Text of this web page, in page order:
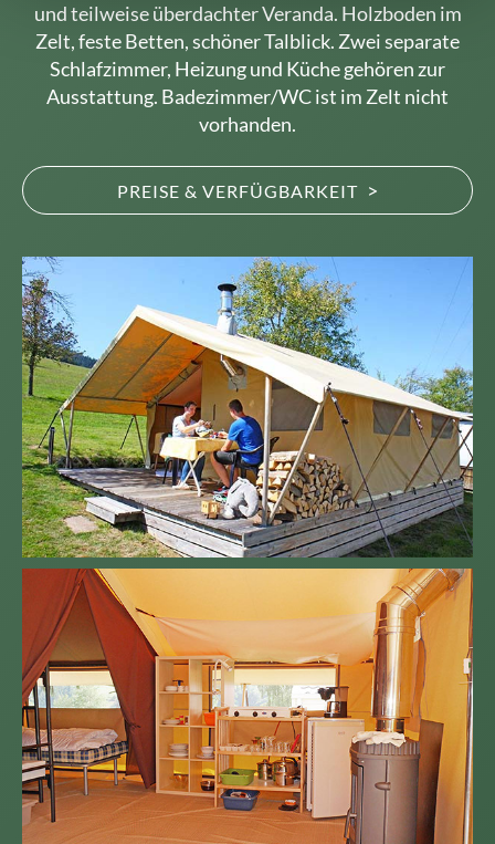
und teilweise überdachter Veranda. Holzboden im
Zelt, feste Betten, schöner Talblick. Zwei separate
Schlafzimmer, Heizung und Küche gehören zur
Ausstattung. Badezimmer/WC ist im Zelt nicht
vorhanden.
PREISE & VERFÜGBARKEIT >